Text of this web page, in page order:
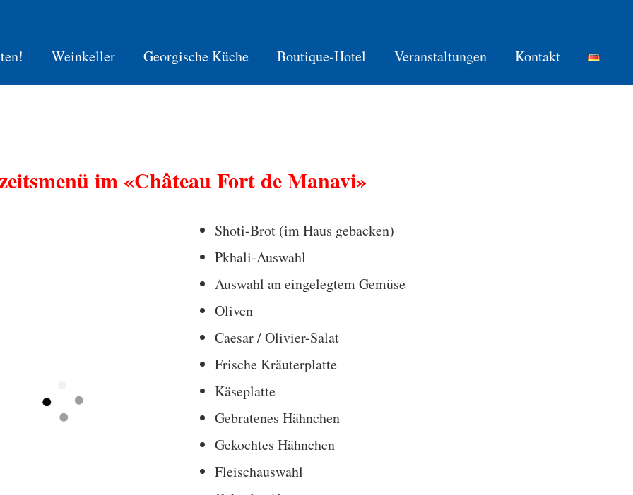
Weinkeller Georgische Küche Boutique-Hotel Veranstaltungen Kontakt
im «Château Fort de Manavi»
Shoti-Brot (im Haus gebacken)
Pkhali-Auswahl
Auswahl an eingelegtem Gemüse
Oliven
Caesar / Olivier-Salat
Frische Kräuterplatte
Käseplatte
Gebratenes Hähnchen
Gekochtes Hähnchen
Fleischauswahl